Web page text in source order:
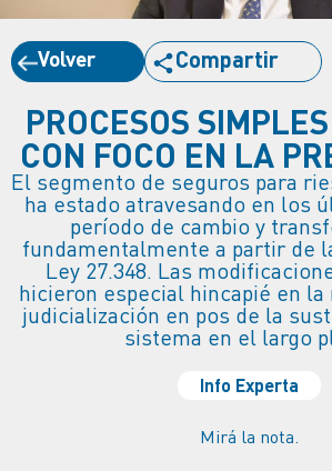
Volver Compartir
PROCESOS
CON FOCO EN LA
El segmento de seguros para
ha estado atravesando en los
período de cambio y
fundamentalmente a partir de
Ley 27.348. Las
hicieron especial hincapié en
judicialización en pos de la
sistema en el largo
Info Experta
Mirá la nota.